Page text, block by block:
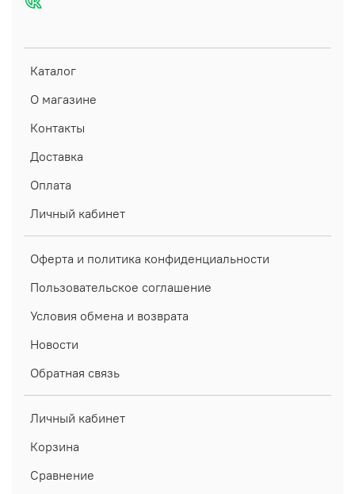
Каталог
О магазине
Контакты
Доставка
Оплата
Личный кабинет
Оферта и политика конфиденциальности
Пользовательское соглашение
Условия обмена и возврата
Новости
Обратная связь
Личный кабинет
Корзина
Сравнение